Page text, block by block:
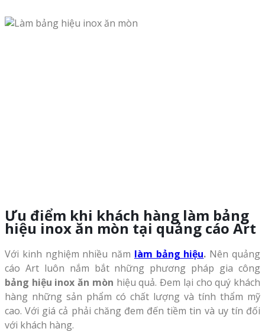
Ưu điểm khi khách hàng làm bảng
hiệu inox ăn mòn tại quảng cáo Art
Với kinh nghiệm nhiều năm làm bảng hiệu. Nên quảng
cáo Art luôn nắm bắt những phương pháp gia công
bảng hiệu inox ăn mòn hiệu quả. Đem lại cho quý khách
hàng những sản phẩm có chất lượng và tính thẩm mỹ
cao. Với giá cả phải chăng đem đến tiềm tin và uy tín đối
với khách hàng.